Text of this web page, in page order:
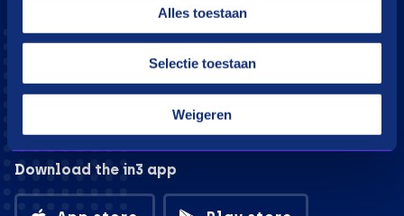
Alles toestaan
Selectie toestaan
Weigeren
Download the in3 app